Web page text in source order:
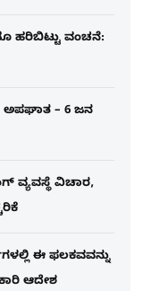
ಹರಿಬಿಟ್ಟು ವಂಚನೆ:
ಅಪಘಾತ – 6 ಜನ
ವ್ಯವಸ್ಥೆ ವಿಚಾರ,
ಈ ಫಲಕವವನ್ನು
ಆದೇಶ